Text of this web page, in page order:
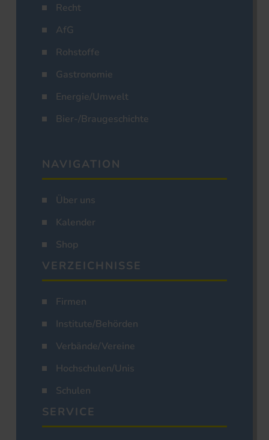
Recht
AfG
Rohstoffe
Gastronomie
Energie/Umwelt
Bier-/Braugeschichte
NAVIGATION
Über uns
Kalender
Shop
VERZEICHNISSE
Firmen
Institute/Behörden
Verbände/Vereine
Hochschulen/Unis
Schulen
SERVICE